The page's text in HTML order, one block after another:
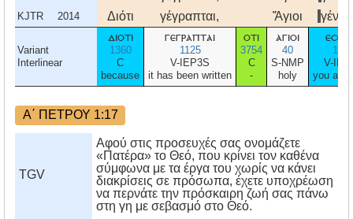
KJTR 2014 Διότι γέγραπται, Ἅγιοι
Variant
Interlinear
διοτι
1360
C
because
γεγραπται
1125
V-IEP3S
it has been written
οτι
3754
C
-
αγιοι
40
S-NMP
holy
V-
you all
Α΄ ΠΕΤΡΟΥ 1:17
TGV
Αφού στις προσευχές σας ονομάζετε
«Πατέρα» το Θεό, που κρίνει τον καθένα
σύμφωνα με τα έργα του χωρίς να κάνει
διακρίσεις σε πρόσωπα, έχετε υποχρέωση
να περνάτε την πρόσκαιρη ζωή σας πάνω
στη γη με σεβασμό στο Θεό.